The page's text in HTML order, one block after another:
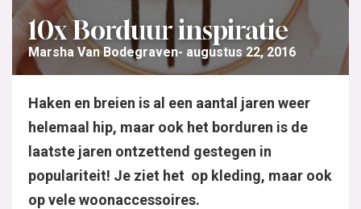
10x Borduur inspiratie
Marsha Van Bodegraven augustus 22, 2016
Haken en breien is al een aantal jaren weer
helemaal hip, maar ook het borduren is de
laatste jaren ontzettend gestegen in
populariteit! Je ziet het op kleding, maar ook
op vele woonaccessoires.